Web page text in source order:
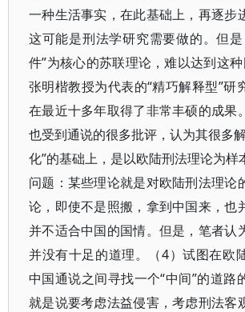
一种生活事实，在此基础上，再逐步
这可能是刑法学研究需要做的。但
件”为核心的苏联理论，难以达到这
张明楷教授为代表的“精巧解释型”研
在最近十多年取得了非常丰硕的成果
也受到通说的很多批评，认为其很多
化”的基础上，是以欧陆刑法理论为样
问题：某些理论就是对欧陆刑法理论
论，即使不是照搬，拿到中国来，也
并不适合中国的国情。但是，笔者认
并没有十足的道理。（4）试图在欧
中国通说之间寻找一个“中间”的道路
就是说要考虑法益侵害，考虑刑法客